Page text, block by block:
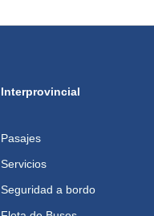
Interprovincial
Pasajes
Servicios
Seguridad a bordo